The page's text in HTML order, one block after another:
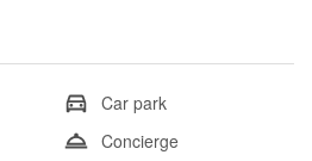
Car park
Concierge